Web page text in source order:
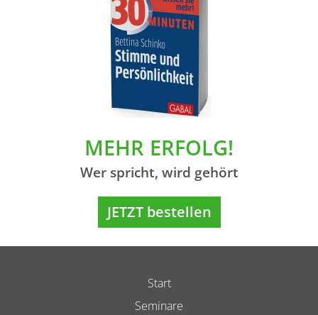
MEHR ERFOLG!
Wer spricht, wird gehört
JETZT bestellen
Start
Seminare